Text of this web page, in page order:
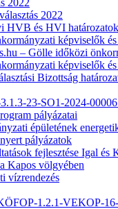
2022
2022
HVB és HVI határozatok
képviselők
– Gölle időközi
képviselők
Bizottság
23-SO1-2024-
pályázatai
épületének
pályázatok
fejlesztése Igal és
Kapos völgyében
vízrendezés
1.2.1-VEKOP-